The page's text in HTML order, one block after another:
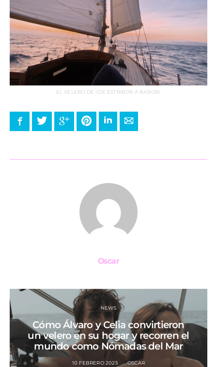
EL VELERO DE «DE ESTRIBOR A BABOR»
FacebookTwitter Google+ PinterestLinkedInE-mail
Oscar
NEWS
Cómo Álvaro y Celia convirtieron
un velero en su hogar y recorren el
mundo como Nómadas del Mar
10 FEBRERO 2025 OSCAR